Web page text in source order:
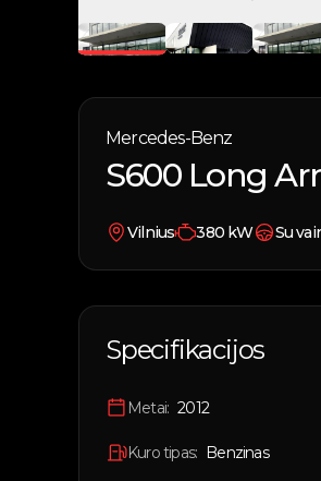
Mercedes-Benz
S600 Long
Vilnius 380 kW Su
Specifikacijos
Metai: 2012
Kuro tipas: Benzinas